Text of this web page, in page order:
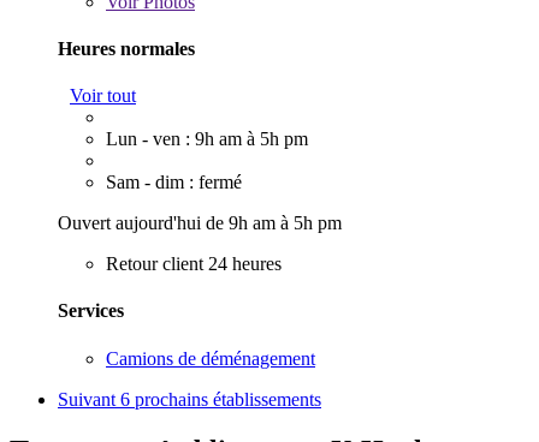
Heures normales
Voir tout
Lun - ven : 9h am à 5h pm
Sam - dim : fermé
Ouvert aujourd'hui de 9h am à 5h pm
Retour client 24 heures
Services
Camions de déménagement
Suivant 6 prochains établissements